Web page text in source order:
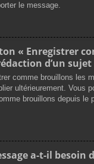
le message.
« Enregistrer
d’un sujet
comme brouillons les
ultérieurement. Vous
brouillons depuis le
a-t-il besoin